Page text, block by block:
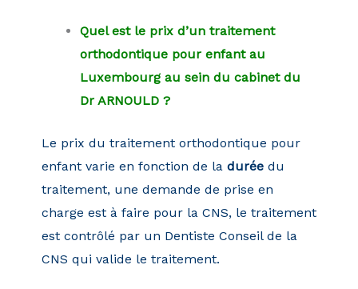
Quel est le prix d’un traitement
orthodontique pour enfant au
Luxembourg au sein du cabinet du
Dr ARNOULD ?
Le prix du traitement orthodontique pour
enfant varie en fonction de la durée du
traitement, une demande de prise en
charge est à faire pour la CNS, le traitement
est contrôlé par un Dentiste Conseil de la
CNS qui valide le traitement.